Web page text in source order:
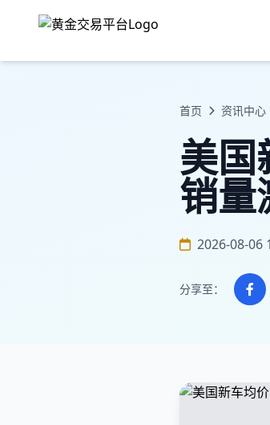
首页 资讯中心
美国
销量
2026-08-06
分享至：